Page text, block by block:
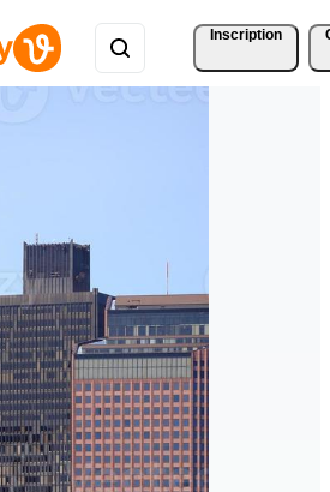
Inscription